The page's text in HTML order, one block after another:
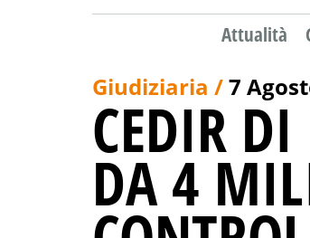
Attualità
Giudiziaria /7
CEDIR DI
DA 4